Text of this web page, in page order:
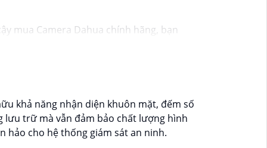
mua Camera Dahua chính hãng, bạn
độ phân giải cao, tính năng thông minh
mại điện tử hoặc tại các cửa hàng điện
Nếu bạn có thêm câu hỏi hoặc cần
khả năng nhận diện khuôn mặt, đếm số
lưu trữ mà vẫn đảm bảo chất lượng hình
hảo cho hệ thống giám sát an ninh.